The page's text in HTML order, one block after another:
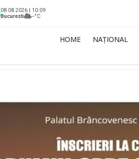
08.08.2026 | 10:09
Bucuresti
--°C
HOME NAȚIONAL